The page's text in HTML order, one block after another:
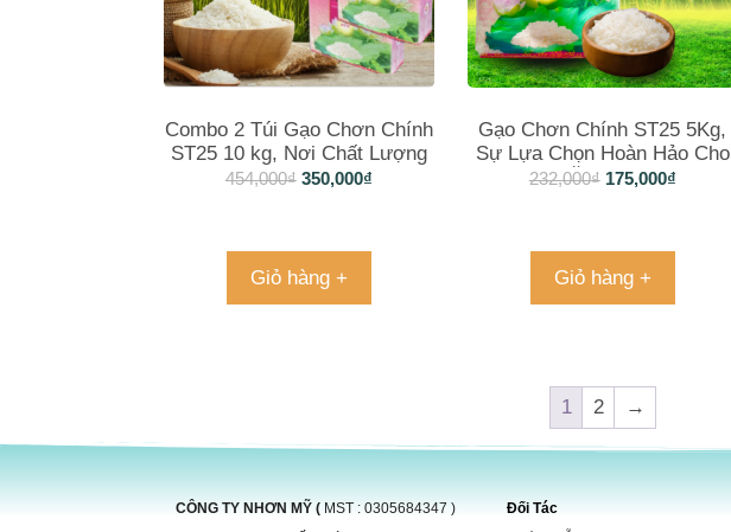
Combo 2 Túi Gạo Chơn Chính
ST25 10 kg, Nơi Chất Lượng
Gặp Hương Vị trong Từng Hạt
454,000₫ 350,000₫
Giỏ hàng +
Gạo Chơn Chính ST25 5Kg,
Sự Lựa Chọn Hoàn Hảo Cho
Bữa Ăn Gia Đình
232,000₫ 175,000₫
Giỏ hàng +
1 2 →
CÔNG TY NHƠN MỸ ( MST : 0305684347 )
Đối Tác